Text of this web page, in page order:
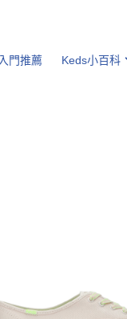
門推薦 Keds小百科